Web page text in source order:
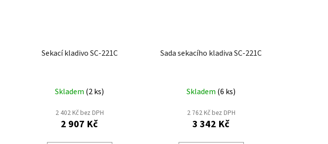
Sekací kladivo SC-221C
Skladem (2 ks)
2 402 Kč bez DPH
2 907 Kč
Sada sekacího kladiva SC-221C
Skladem (6 ks)
2 762 Kč bez DPH
3 342 Kč